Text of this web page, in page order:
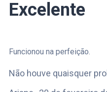
Excelente
Funcionou na perfeição.
Não houve quaisquer